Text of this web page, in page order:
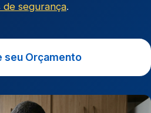
de segurança.
seu Orçamento